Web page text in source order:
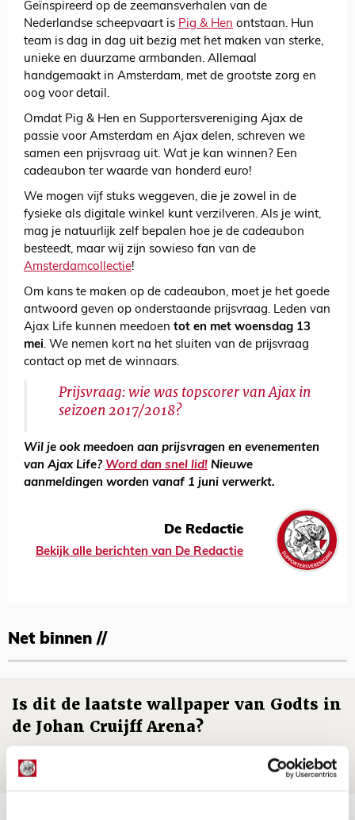
Geïnspireerd op de zeemansverhalen van de
Nederlandse scheepvaart is Pig & Hen ontstaan. Hun
team is dag in dag uit bezig met het maken van sterke,
unieke en duurzame armbanden. Allemaal
handgemaakt in Amsterdam, met de grootste zorg en
oog voor detail.
Omdat Pig & Hen en Supportersvereniging Ajax de
passie voor Amsterdam en Ajax delen, schreven we
samen een prijsvraag uit. Wat je kan winnen? Een
cadeaubon ter waarde van honderd euro!
We mogen vijf stuks weggeven, die je zowel in de
fysieke als digitale winkel kunt verzilveren. Als je wint,
mag je natuurlijk zelf bepalen hoe je de cadeaubon
besteedt, maar wij zijn sowieso fan van de
Amsterdamcollectie!
Om kans te maken op de cadeaubon, moet je het goede
antwoord geven op onderstaande prijsvraag. Leden van
Ajax Life kunnen meedoen tot en met woensdag 13
mei. We nemen kort na het sluiten van de prijsvraag
contact op met de winnaars.
Prijsvraag: wie was topscorer van Ajax in
seizoen 2017/2018?
Wil je ook meedoen aan prijsvragen en evenementen
van Ajax Life? Word dan snel lid! Nieuwe
aanmeldingen worden vanaf 1 juni verwerkt.
De Redactie
Bekijk alle berichten van De Redactie
Net binnen //
Is dit de laatste wallpaper van Godts in
de Johan Cruijff Arena?
NIEUWS